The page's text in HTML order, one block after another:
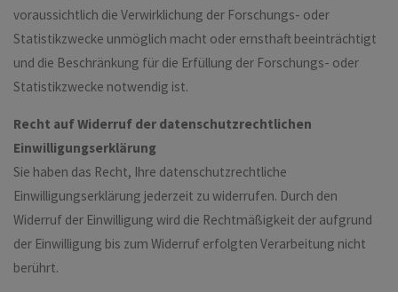
voraussichtlich die Verwirklichung der Forschungs- oder
Statistikzwecke unmöglich macht oder ernsthaft beeinträchtigt
und die Beschränkung für die Erfüllung der Forschungs- oder
Statistikzwecke notwendig ist.
Recht auf Widerruf der datenschutzrechtlichen
Einwilligungserklärung
Sie haben das Recht, Ihre datenschutzrechtliche
Einwilligungserklärung jederzeit zu widerrufen. Durch den
Widerruf der Einwilligung wird die Rechtmäßigkeit der aufgrund
der Einwilligung bis zum Widerruf erfolgten Verarbeitung nicht
berührt.